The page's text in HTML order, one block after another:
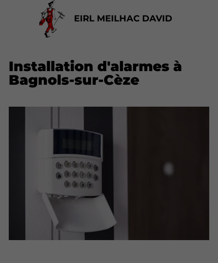
EIRL MEILHAC DAVID
Installation d'alarmes à
Bagnols-sur-Cèze